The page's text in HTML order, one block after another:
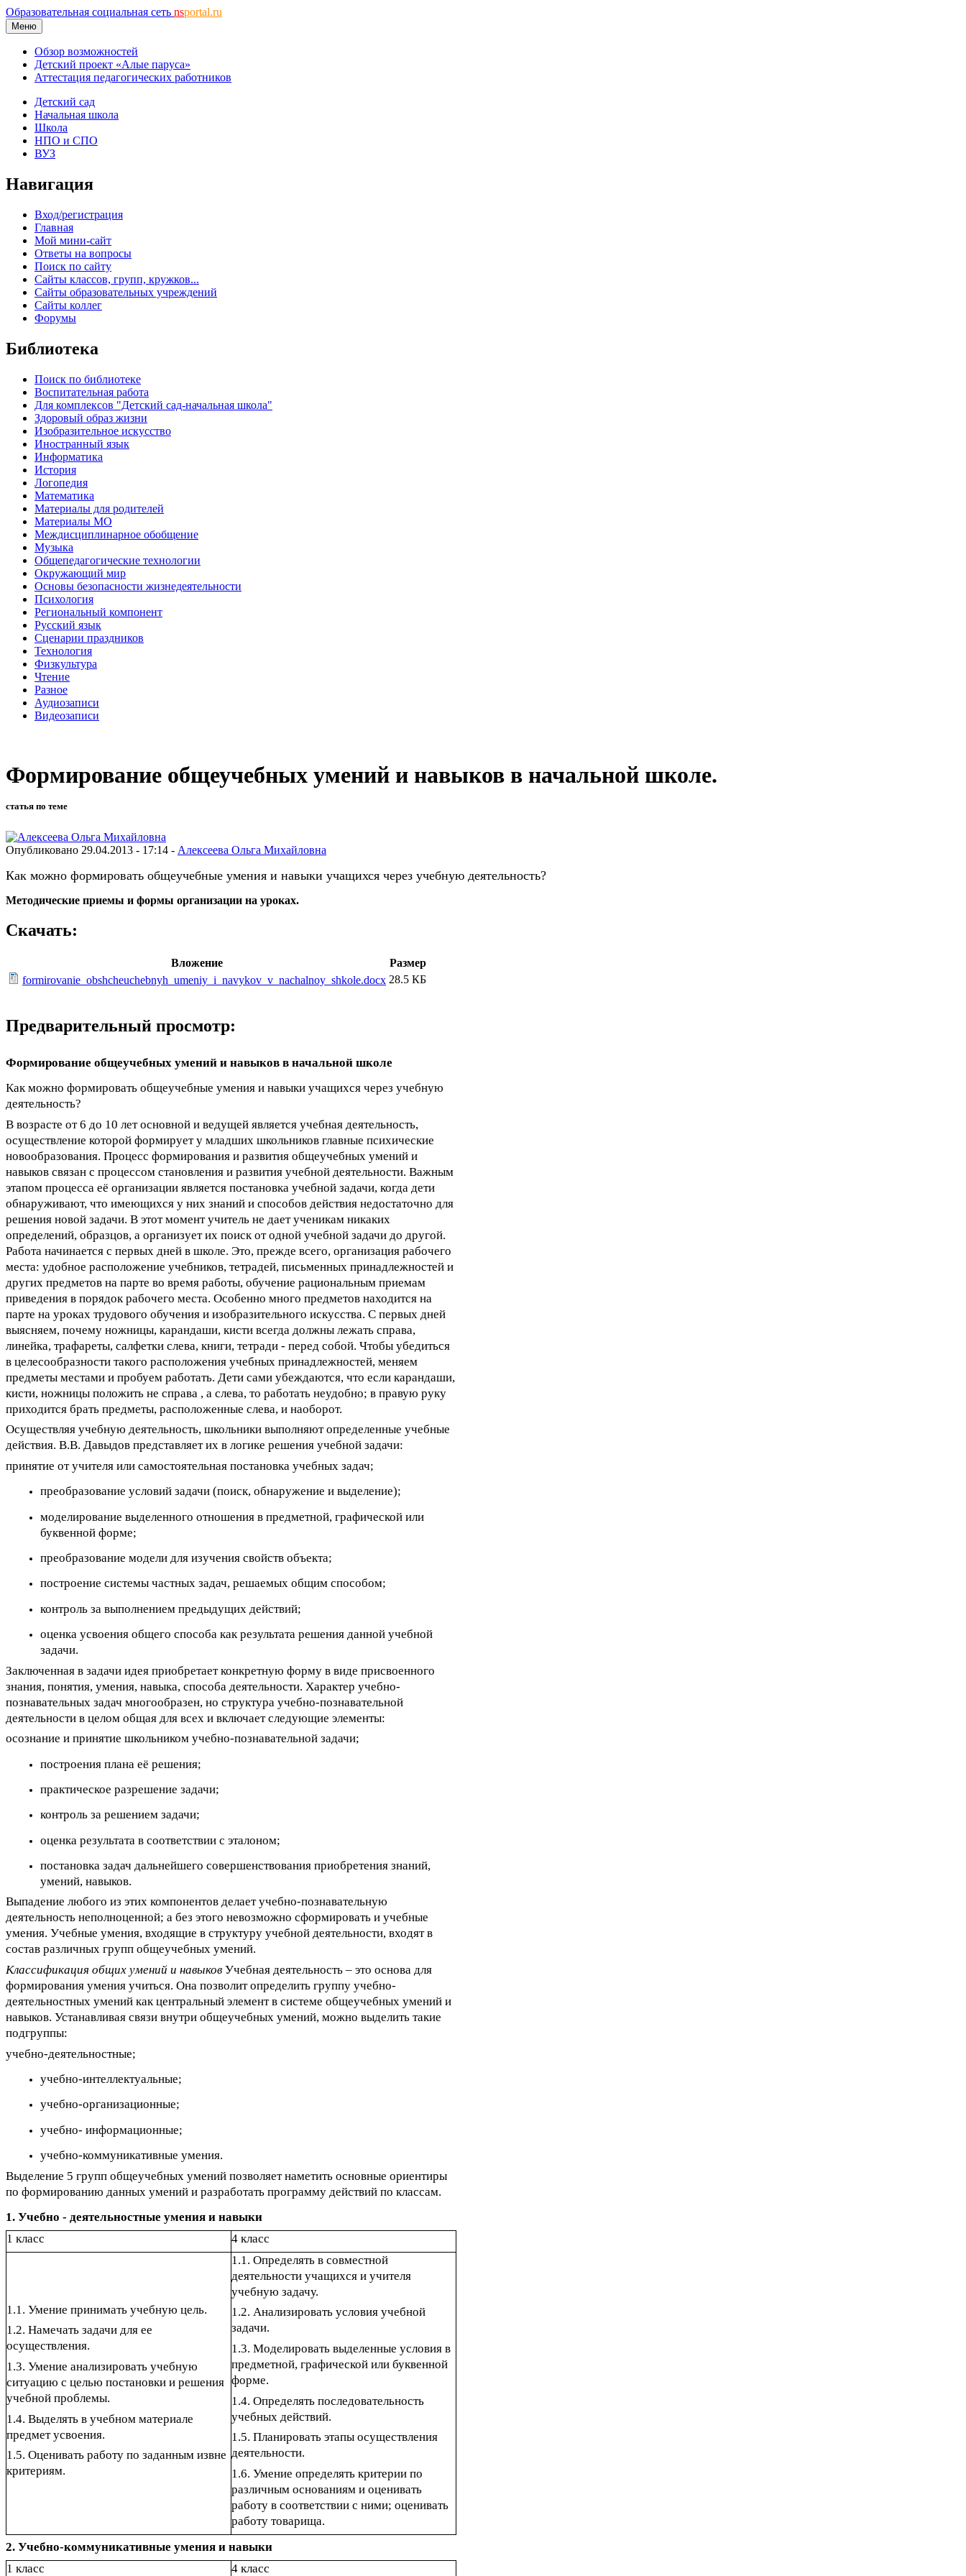
Образовательная социальная сеть nsportal.ru
Меню
Обзор возможностей
Детский проект «Алые паруса»
Аттестация педагогических работников
Детский сад
Начальная школа
Школа
НПО и СПО
ВУЗ
Навигация
Вход/регистрация
Главная
Мой мини-сайт
Ответы на вопросы
Поиск по сайту
Сайты классов, групп, кружков...
Сайты образовательных учреждений
Сайты коллег
Форумы
Библиотека
Поиск по библиотеке
Воспитательная работа
Для комплексов "Детский сад-начальная школа"
Здоровый образ жизни
Изобразительное искусство
Иностранный язык
Информатика
История
Логопедия
Математика
Материалы для родителей
Материалы МО
Междисциплинарное обобщение
Музыка
Общепедагогические технологии
Окружающий мир
Основы безопасности жизнедеятельности
Психология
Региональный компонент
Русский язык
Сценарии праздников
Технология
Физкультура
Чтение
Разное
Аудиозаписи
Видеозаписи
Формирование общеучебных умений и навыков в начальной школе.
статья по теме
Опубликовано 29.04.2013 - 17:14 - Алексеева Ольга Михайловна
Как можно формировать общеучебные умения и навыки учащихся через учебную деятельность?
Методические приемы и формы организации на уроках.
Скачать:
Вложение
Размер
formirovanie_obshcheuchebnyh_umeniy_i_navykov_v_nachalnoy_shkole.docx 28.5 КБ
Предварительный просмотр:
Формирование общеучебных умений и навыков в начальной школе
Как можно формировать общеучебные умения и навыки учащихся через учебную
деятельность?
В возрасте от 6 до 10 лет основной и ведущей является учебная деятельность,
осуществление которой формирует у младших школьников главные психические
новообразования. Процесс формирования и развития общеучебных умений и
навыков связан с процессом становления и развития учебной деятельности. Важным
этапом процесса её организации является постановка учебной задачи, когда дети
обнаруживают, что имеющихся у них знаний и способов действия недостаточно для
решения новой задачи. В этот момент учитель не дает ученикам никаких
определений, образцов, а организует их поиск от одной учебной задачи до другой.
Работа начинается с первых дней в школе. Это, прежде всего, организация рабочего
места: удобное расположение учебников, тетрадей, письменных принадлежностей и
других предметов на парте во время работы, обучение рациональным приемам
приведения в порядок рабочего места. Особенно много предметов находится на
парте на уроках трудового обучения и изобразительного искусства. С первых дней
выясняем, почему ножницы, карандаши, кисти всегда должны лежать справа,
линейка, трафареты, салфетки слева, книги, тетради - перед собой. Чтобы убедиться
в целесообразности такого расположения учебных принадлежностей, меняем
предметы местами и пробуем работать. Дети сами убеждаются, что если карандаши,
кисти, ножницы положить не справа , а слева, то работать неудобно; в правую руку
приходится брать предметы, расположенные слева, и наоборот.
Осуществляя учебную деятельность, школьники выполняют определенные учебные
действия. В.В. Давыдов представляет их в логике решения учебной задачи:
принятие от учителя или самостоятельная постановка учебных задач;
преобразование условий задачи (поиск, обнаружение и выделение);
моделирование выделенного отношения в предметной, графической или
буквенной форме;
преобразование модели для изучения свойств объекта;
построение системы частных задач, решаемых общим способом;
контроль за выполнением предыдущих действий;
оценка усвоения общего способа как результата решения данной учебной
задачи.
Заключенная в задачи идея приобретает конкретную форму в виде присвоенного
знания, понятия, умения, навыка, способа деятельности. Характер учебно-
познавательных задач многообразен, но структура учебно-познавательной
деятельности в целом общая для всех и включает следующие элементы:
осознание и принятие школьником учебно-познавательной задачи;
построения плана её решения;
практическое разрешение задачи;
контроль за решением задачи;
оценка результата в соответствии с эталоном;
постановка задач дальнейшего совершенствования приобретения знаний,
умений, навыков.
Выпадение любого из этих компонентов делает учебно-познавательную
деятельность неполноценной; а без этого невозможно сформировать и учебные
умения. Учебные умения, входящие в структуру учебной деятельности, входят в
состав различных групп общеучебных умений.
Классификация общих умений и навыков Учебная деятельность – это основа для
формирования умения учиться. Она позволит определить группу учебно-
деятельностных умений как центральный элемент в системе общеучебных умений и
навыков. Устанавливая связи внутри общеучебных умений, можно выделить такие
подгруппы:
учебно-деятельностные;
учебно-интеллектуальные;
учебно-организационные;
учебно- информационные;
учебно-коммуникативные умения.
Выделение 5 групп общеучебных умений позволяет наметить основные ориентиры
по формированию данных умений и разработать программу действий по классам.
1. Учебно - деятельностные умения и навыки
1 класс
4 класс
1.1. Умение принимать учебную цель.
1.2. Намечать задачи для ее
осуществления.
1.3. Умение анализировать учебную
ситуацию с целью постановки и решения
учебной проблемы.
1.4. Выделять в учебном материале
предмет усвоения.
1.5. Оценивать работу по заданным извне
критериям.
1.1. Определять в совместной
деятельности учащихся и учителя
учебную задачу.
1.2. Анализировать условия учебной
задачи.
1.3. Моделировать выделенные условия в
предметной, графической или буквенной
форме.
1.4. Определять последовательность
учебных действий.
1.5. Планировать этапы осуществления
деятельности.
1.6. Умение определять критерии по
различным основаниям и оценивать
работу в соответствии с ними; оценивать
работу товарища.
2. Учебно-коммуникативные умения и навыки
1 класс
4 класс